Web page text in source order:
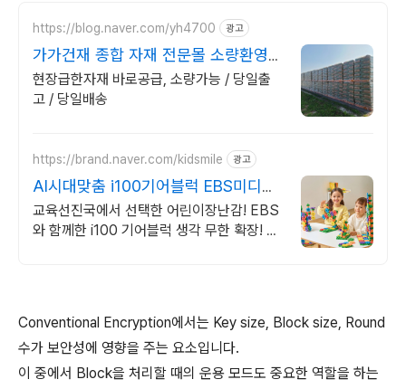
https://blog.naver.com/yh4700 광고
가가건재 종합 자재 전문몰 소량환영
당일출고 급건문의!
현장급한자재 바로공급, 소량가능 / 당일출
고 / 당일배송
https://brand.naver.com/kidsmile 광고
AI시대맞춤 i100기어블럭 EBS미디어
함께한 장난감
교육선진국에서 선택한 어린이장난감! EBS
와 함께한 i100 기어블럭 생각 무한 확장! 아
Conventional Encryption에서는 Key size, Block size, Round
수가 보안성에 영향을 주는 요소입니다.
이 중에서 Block을 처리할 때의 운용 모드도 중요한 역할을 하는